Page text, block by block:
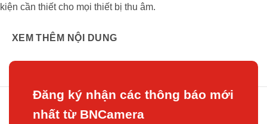
kiện cần thiết cho mọi thiết bị thu âm.
XEM THÊM NỘI DUNG
Đăng ký nhận các thông báo mới
nhất từ BNCamera